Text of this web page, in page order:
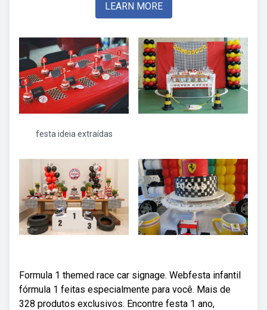
LEARN MORE
festa ideia extraídas
Formula 1 themed race car signage. Webfesta infantil
fórmula 1 feitas especialmente para você. Mais de
328 produtos exclusivos. Encontre festa 1 ano,